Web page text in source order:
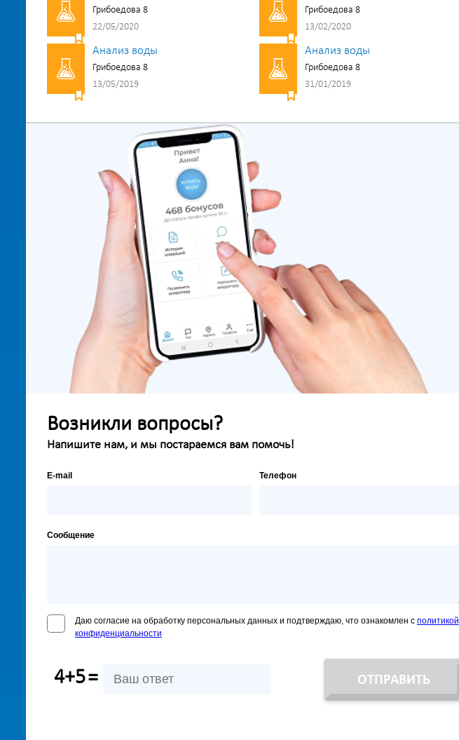
Грибоедова 8
22/05/2020
Грибоедова 8
13/02/2020
Анализ воды
Грибоедова 8
13/05/2019
Анализ воды
Грибоедова 8
31/01/2019
Возникли вопросы?
Напишите нам, и мы постараемся вам помочь!
E-mail Телефон
Сообщение
Даю согласие на обработку персональных данных и подтверждаю, что ознакомлен с политикой
конфиденциальности
4+5= ОТПРАВИТЬ